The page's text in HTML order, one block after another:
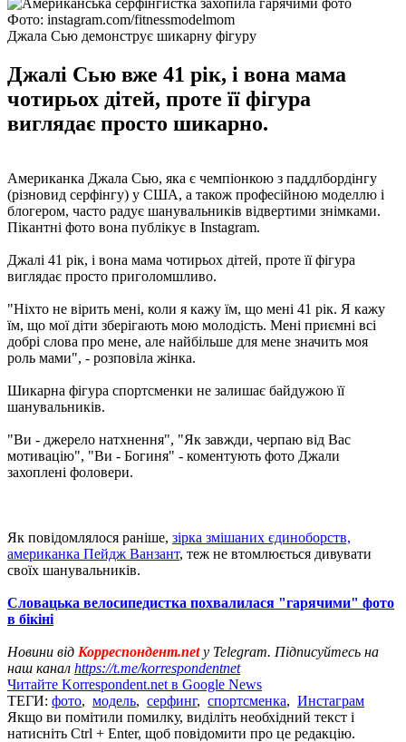
Фото: instagram.com/fitnessmodelmom
Джала Сью демонструє шикарну фігуру
Джалі Сью вже 41 рік, і вона мама
чотирьох дітей, проте її фігура
виглядає просто шикарно.
Американка Джала Сью, яка є чемпіонкою з паддлбордінгу
(різновид серфінгу) у США, а також професійною моделлю і
блогером, часто радує шанувальників відвертими знімками.
Пікантні фото вона публікує в Instagram.
Джалі 41 рік, і вона мама чотирьох дітей, проте її фігура
виглядає просто приголомшливо.
"Ніхто не вірить мені, коли я кажу їм, що мені 41 рік. Я кажу
їм, що мої діти зберігають мою молодість. Мені приємні всі
добрі слова про мене, але найбільше для мене значить моя
роль мами", - розповіла жінка.
Шикарна фігура спортсменки не залишає байдужою її
шанувальників.
"Ви - джерело натхнення", "Як завжди, черпаю від Вас
мотивацію", "Ви - Богиня" - коментують фото Джали
захоплені фоловери.
Як повідомлялося раніше, зірка змішаних єдиноборств,
американка Пейдж Ванзант, теж не втомлюється дивувати
своїх шанувальників.
Словацька велосипедистка похвалилася "гарячими" фото
в бікіні
Новини від Корреспондент.netу Telegram. Підписуйтесь на
наш канал https://t.me/korrespondentnet
Читайте Korrespondent.net в Google News
ТЕГИ: фото, модель, серфинг, спортсменка, Инстаграм
Якщо ви помітили помилку, виділіть необхідний текст і
натисніть Ctrl + Enter, щоб повідомити про це редакцію.